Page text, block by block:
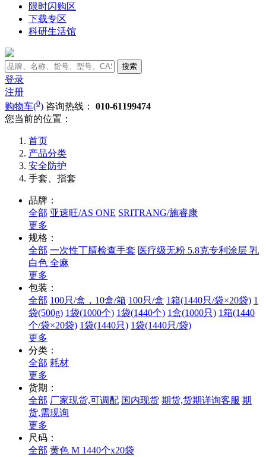
限时闪购区
下载专区
科研生活馆
搜索
登录
注册
购物车(0) 咨询热线： 010-61199474
您当前的位置：
首页
产品分类
安全防护
手套、指套
品牌：
全部 亚速旺/AS ONE SRITRANG/施睿康
更多
规格：
全部 一次性丁腈检查手套 医疗级无粉 5.8克专利涂层 乳
白色 全麻
更多
包装：
全部 100只/盒，10盒/箱 100只/盒 1箱(1440只/袋×20袋) 1
袋(500g) 1袋(1000个) 1袋(1440个) 1盒(1000只) 1箱(1440
个/袋×20袋) 1袋(1440只) 1袋(1440只/袋)
更多
分类：
全部 耗材
更多
货期：
全部 厂家现货,可调配 国内现货 期货,货期详询客服 期
货,需现询
更多
尺码：
全部 黄色 M 1440个x20袋